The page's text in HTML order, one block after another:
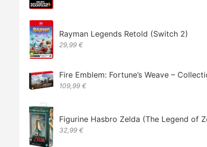
Rayman Legends Retold (Switch 2)
29,99 €
Fire Emblem: Fortune’s Weave –
109,99 €
Figurine Hasbro Zelda (The Legend of
32,99 €